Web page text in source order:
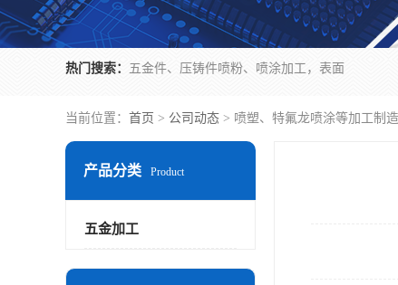
热门搜索： 五金件、压铸件喷粉、喷涂加工，表面
当前位置： 首页 > 公司动态 > 喷塑、特氟龙喷涂等加工制
产品分类 Product
五金加工